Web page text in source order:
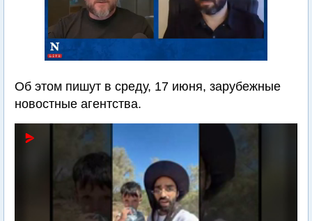
Об этом пишут в среду, 17 июня, зарубежные
новостные агентства.